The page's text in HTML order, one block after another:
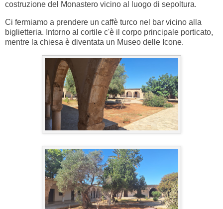
costruzione del Monastero vicino al luogo di sepoltura.
Ci fermiamo a prendere un caffè turco nel bar vicino alla
biglietteria. Intorno al cortile c'è il corpo principale porticato,
mentre la chiesa è diventata un Museo delle Icone.